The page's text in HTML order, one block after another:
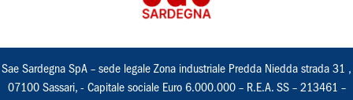
Sae Sardegna SpA – sede legale Zona industriale Predda Niedda strada 31 ,
07100 Sassari, - Capitale sociale Euro 6.000.000 – R.E.A. SS – 213461 –